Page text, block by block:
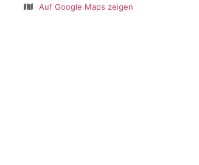
Auf Google Maps zeigen